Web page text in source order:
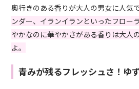
奥行きのある香りが大人の男女に人気で
ンダー、イランイランといったフロー
やかなのに華やかさがある香りは大人
よ。
青みが残るフレッシュさ！ゆ